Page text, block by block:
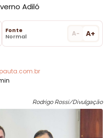
Adiló
Fonte
Normal
A- A+
Rodrigo Rossi/Divulgação